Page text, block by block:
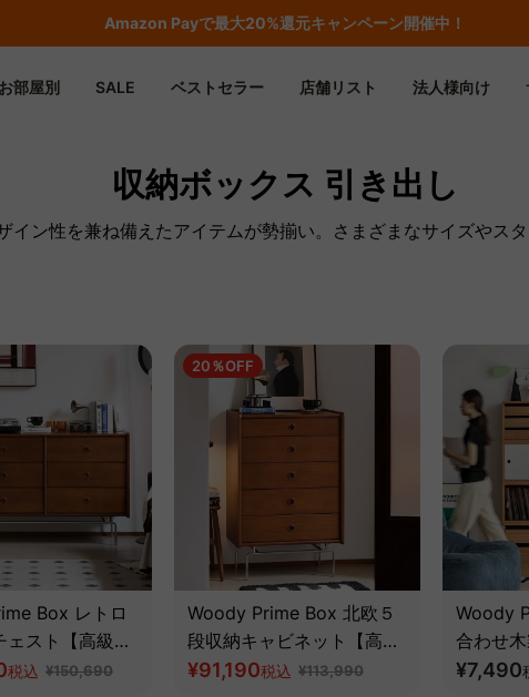
期間限定フラッシュセール！最大50％OFF
お部屋別 SALE ベストセラー 店舗リスト 法人様向け
収納ボックス 引き出し
ン性を兼ね備えたアイテムが勢揃い。さまざまなサイズやス
Box レトロ
ェスト【高級天
税込 ¥150,690
20％OFF
Woody Prime Box 北欧５
段収納キャビネット【高級
天然ツゲ材】
¥91,190税込 ¥113,990
Woody
合わせ
【高級天
¥7,490